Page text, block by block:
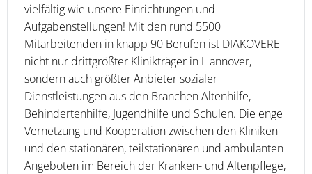
vielfältig wie unsere Einrichtungen und
Aufgabenstellungen! Mit den rund 5500
Mitarbeitenden in knapp 90 Berufen ist DIAKOVERE
nicht nur drittgrößter Klinikträger in Hannover,
sondern auch größter Anbieter sozialer
Dienstleistungen aus den Branchen Altenhilfe,
Behindertenhilfe, Jugendhilfe und Schulen. Die enge
Vernetzung und Kooperation zwischen den Kliniken
und den stationären, teilstationären und ambulanten
Angeboten im Bereich der Kranken- und Altenpflege,